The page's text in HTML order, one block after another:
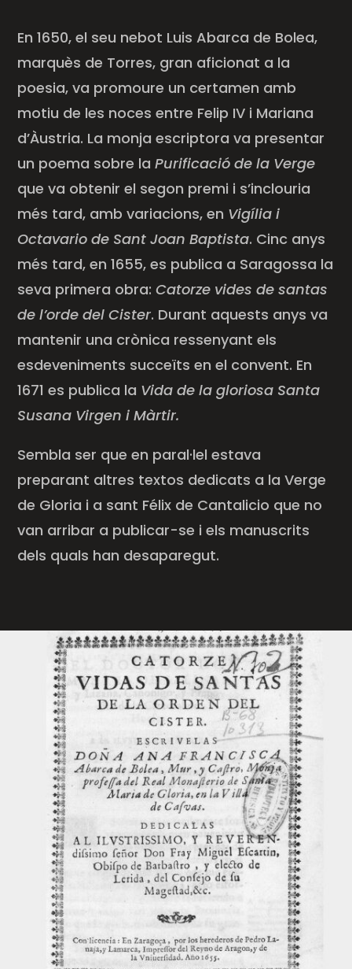
En 1650, el seu nebot Luis Abarca de Bolea,
marquès de Torres, gran aficionat a la
poesia, va promoure un certamen amb
motiu de les noces entre Felip IV i Mariana
d’Àustria. La monja escriptora va presentar
un poema sobre la Purificació de la Verge
que va obtenir el segon premi i s’inclouria
més tard, amb variacions, en Vigília i
Octavario de Sant Joan Baptista. Cinc anys
més tard, en 1655, es publica a Saragossa la
seva primera obra:Catorze vides de santas
de l’orde del Cister. Durant aquests anys va
mantenir una crònica ressenyant els
esdeveniments succeïts en el convent. En
1671 es publica la Vida de la gloriosa Santa
Susana Virgen i Màrtir.
Sembla ser que en paral·lel estava
preparant altres textos dedicats a la Verge
de Gloria i a sant Félix de Cantalicio que no
van arribar a publicar-se i els manuscrits
dels quals han desaparegut.